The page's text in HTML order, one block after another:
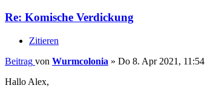
Re: Komische Verdickung
Zitieren
Beitrag von Wurmcolonia » Do 8. Apr 2021, 11:54
Hallo Alex,